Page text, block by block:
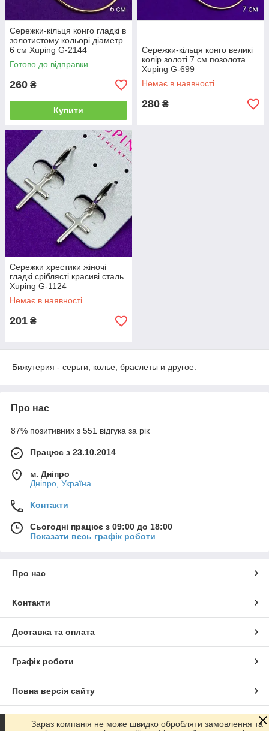
Сережки-кільця конго гладкі в
золотистому кольорі діаметр
6 см Xuping G-2144
Готово до відправки
260 ₴
Купити
Сережки-кільця конго великі
колір золоті 7 см позолота
Xuping G-699
Немає в наявності
280 ₴
Сережки хрестики жіночі
гладкі сріблясті красиві сталь
Xuping G-1124
Немає в наявності
201 ₴
Бижутерия - серьги, колье, браслеты и другое.
Про нас
87% позитивних з 551 відгука за рік
Працює з 23.10.2014
м. Дніпро
Дніпро, Україна
Контакти
Сьогодні працює з 09:00 до 18:00
Показати весь графік роботи
Про нас
Контакти
Доставка та оплата
Графік роботи
Повна версія сайту
Сайт створено на маркетплейсі Prom.ua
Зараз компанія не може швидко обробляти замовлення та